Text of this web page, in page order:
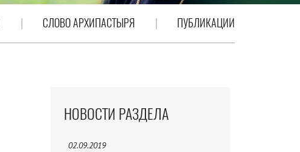
СЛОВО АРХИПАСТЫРЯ ПУБЛИКАЦИИ
НОВОСТИ РАЗДЕЛА
02.09.2019